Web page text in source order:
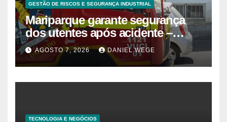
GESTÃO DE RISCOS E SEGURANÇA INDUSTRIAL
Mariparque garante segurança
dos utentes após acidente –
Observador
AGOSTO 7, 2026 DANIEL WEGE
TECNOLOGIA E NEGÓCIOS